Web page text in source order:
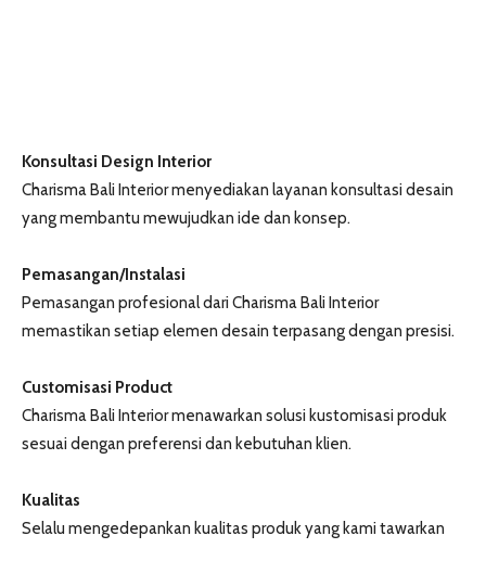
Konsultasi Design Interior
Charisma Bali Interior menyediakan layanan konsultasi desain
yang membantu mewujudkan ide dan konsep.
Pemasangan/Instalasi
Pemasangan profesional dari Charisma Bali Interior
memastikan setiap elemen desain terpasang dengan presisi.
Customisasi Product
Charisma Bali Interior menawarkan solusi kustomisasi produk
sesuai dengan preferensi dan kebutuhan klien.
Kualitas
Selalu mengedepankan kualitas produk yang kami tawarkan